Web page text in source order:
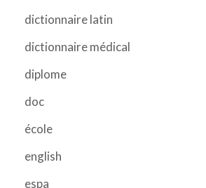
dictionnaire latin
dictionnaire médical
diplome
doc
école
english
espa